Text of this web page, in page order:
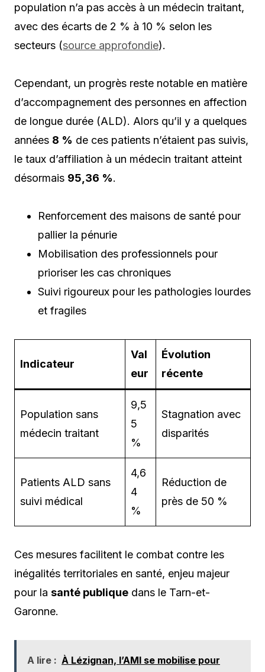
population n’a pas accès à un médecin traitant,
avec des écarts de 2 % à 10 % selon les
secteurs (source approfondie).
Cependant, un progrès reste notable en matière
d’accompagnement des personnes en affection
de longue durée (ALD). Alors qu’il y a quelques
années 8 % de ces patients n’étaient pas suivis,
le taux d’affiliation à un médecin traitant atteint
désormais 95,36 %.
Renforcement des maisons de santé pour
pallier la pénurie
Mobilisation des professionnels pour
prioriser les cas chroniques
Suivi rigoureux pour les pathologies lourdes
et fragiles
Indicateur
Val
eur
Évolution
récente
Population sans
médecin traitant
9,5
5
%
Stagnation avec
disparités
Patients ALD sans
suivi médical
4,6
4
%
Réduction de
près de 50 %
Ces mesures facilitent le combat contre les
inégalités territoriales en santé, enjeu majeur
pour la santé publique dans le Tarn-et-
Garonne.
A lire : À Lézignan, l’AMI se mobilise pour